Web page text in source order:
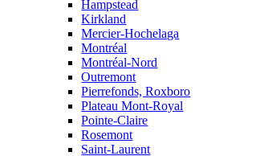
Hampstead
Kirkland
Mercier-Hochelaga
Montréal
Montréal-Nord
Outremont
Pierrefonds, Roxboro
Plateau Mont-Royal
Pointe-Claire
Rosemont
Saint-Laurent